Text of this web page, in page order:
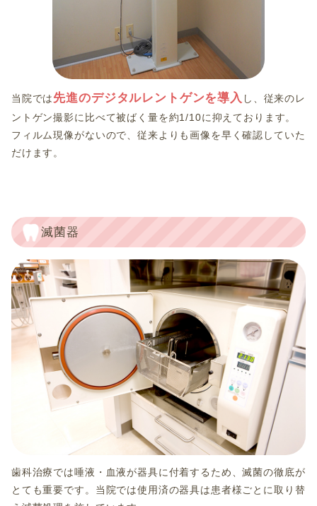
当院では先進のデジタルレントゲンを導入 し、従来のレ
ントゲン撮影に比べて被ばく量を約1/10に抑えております。
フィルム現像がないので、従来よりも画像を早く確認していた
だけます。
滅菌器
歯科治療では唾液・血液が器具に付着するため、滅菌の徹底が
とても重要です。当院では使用済の器具は患者様ごとに取り替